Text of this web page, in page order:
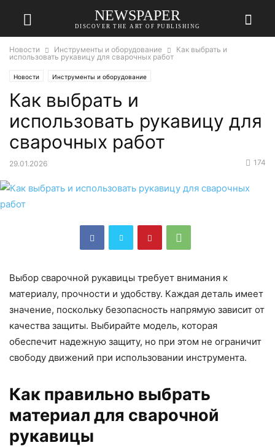
NEWSPAPER
DISCOVER THE ART OF PUBLISHING
Новости Инструменты и оборудование
Как выбрать и
использовать рукавицу для сварочных работ
Новости Инструменты и оборудование
Как выбрать и
использовать рукавицу для
сварочных работ
29.01.2026 174
Выбор сварочной рукавицы требует внимания к
материалу, прочности и удобству. Каждая деталь имеет
значение, поскольку безопасность напрямую зависит от
качества защиты. Выбирайте модель, которая
обеспечит надежную защиту, но при этом не ограничит
свободу движений при использовании инструмента.
Как правильно выбрать
материал для сварочной
рукавицы